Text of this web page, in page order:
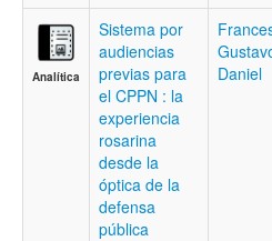
Analítica
Sistema por
audiencias
previas para
el CPPN : la
experiencia
rosarina
desde la
óptica de la
defensa
pública
Daniel